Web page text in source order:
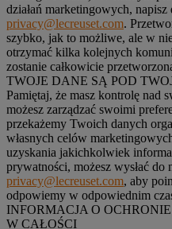
działań marketingowych, napisz
privacy@lecreuset.com.
szybko, jak to możliwe, ale w
otrzymać kilka kolejnych
zostanie całkowicie
TWOJE DANE SĄ POD
Pamiętaj, że masz kontrolę nad
możesz zarządzać swoimi
przekażemy Twoich danych
własnych celów
uzyskania jakichkolwiek
prywatności, możesz wysłać do
privacy@lecreuset.com, aby
odpowiemy w odpowiednim
INFORMACJA O
W CAŁOŚCI